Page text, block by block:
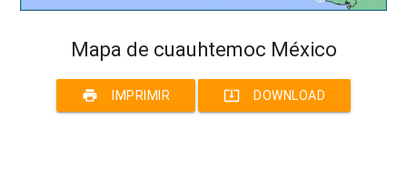
Mapa de cuauhtemoc México
print IMPRIMIR system_update_alt DOWNLOAD